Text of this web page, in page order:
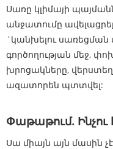
Սառը կլիմայի
անջատումը
`կանխելու սառեցման
գործողության մեջ,
խրոցակները,
ազատորեն պտտվել:
Փաթաթում. Ինչու
Սա միայն այն մասին